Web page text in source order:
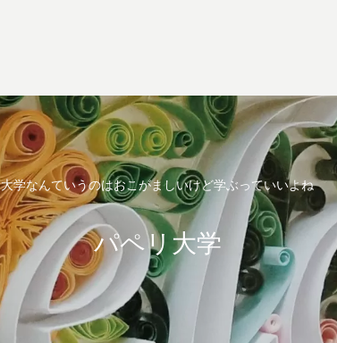
大学なんていうのはおこがましいけど学ぶっていいよね
パペリ大学